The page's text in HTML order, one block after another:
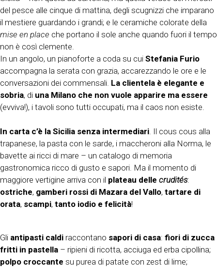
del pesce alle cinque di mattina, degli scugnizzi che imparano
il mestiere guardando i grandi; e le ceramiche colorate della
mise en place che portano il sole anche quando fuori il tempo
non è così clemente.
In un angolo, un pianoforte a coda su cui Stefania Furio
accompagna la serata con grazia, accarezzando le ore e le
conversazioni dei commensali. La clientela è elegante e
sobria, di una Milano che non vuole apparire ma essere
(evviva!), i tavoli sono tutti occupati, ma il caos non esiste.
In carta c’è la Sicilia senza intermediari. Il cous cous alla
trapanese, la pasta con le sarde, i maccheroni alla Norma, le
bavette ai ricci di mare – un catalogo di memoria
gastronomica ricco di gusto e sapori. Ma il momento di
maggiore vertigine arriva con il plateau delle crudités:
ostriche, gamberi rossi di Mazara del Vallo, tartare di
orata, scampi, tanto iodio e felicità!
Gli antipasti caldi raccontano sapori di casa: fiori di zucca
fritti in pastella – ripieni di ricotta, acciuga ed erba cipollina;
polpo croccante su purea di patate con zest di lime;